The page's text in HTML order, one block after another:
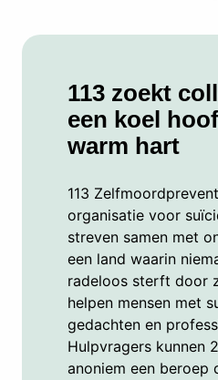
113 zoekt
een koel
warm hart
113
organisatie voor
streven samen met
een land waarin
radeloos sterft door
helpen mensen met
gedachten en
Hulpvragers kunnen
anoniem een beroep